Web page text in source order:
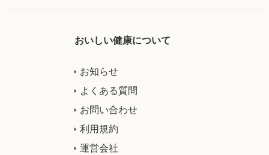
おいしい健康について
お知らせ
よくある質問
お問い合わせ
利用規約
運営会社